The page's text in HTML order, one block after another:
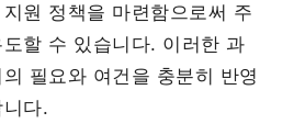
원 정책을 마련함으로써 주
할 수 있습니다. 이러한 과
필요와 여건을 충분히 반영
다.